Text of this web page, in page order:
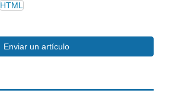
HTML
Enviar un artículo